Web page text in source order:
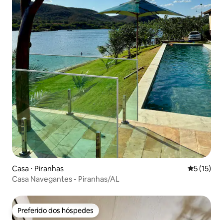
Casa ⋅ Piranhas 5 de uma
5 (15)
Casa Navegantes - Piranhas/AL
Preferido dos hóspedes
Preferido dos hóspedes